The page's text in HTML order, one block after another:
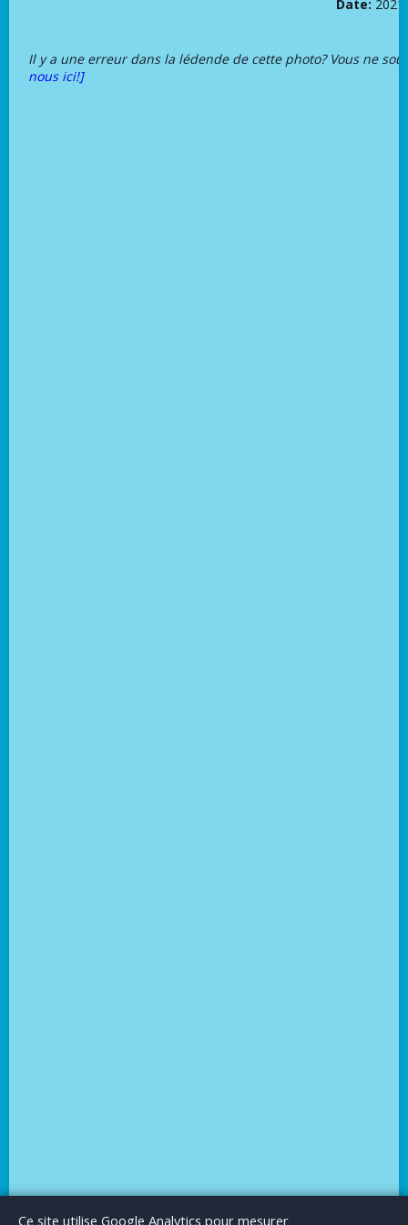
Date:
Il y a une erreur dans la lédende de cette photo? Vous ne
nous ici!]
Le BlogPublicité Articles invitésMentions Légales
Ce site utilise Google Analytics pour mesurer